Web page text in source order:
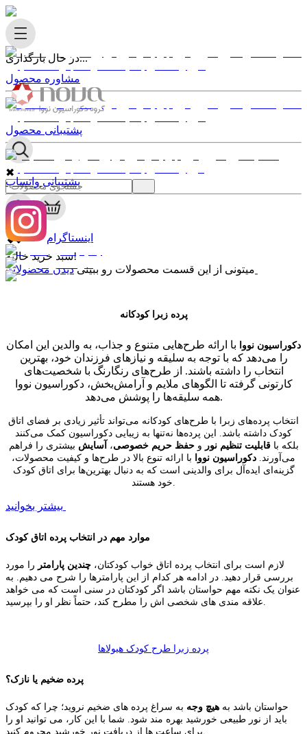
در حال بارگذاری...
✖
0
✖
سبد خرید خالیه!
میتونی از این قسمت محصولات رو ببینی
مشاوره محصول
پشتیبانی محصول
پشتیبانی واتساپ
اینستاگرام
پرده زبرا کودکانه
دکوراسیون نووا
با ارائه طرح‌هایی متنوع و جذاب، به والدین این امکان
را می‌دهد که با توجه به سلیقه و نیازهای فرزندان خود، بهترین
انتخاب را داشته باشند. از طرح‌های رنگارنگ با شخصیت‌های
کارتونی گرفته تا الگوهای ملایم و آرامش‌بخش، دکوراسیون نووا
همه سلیقه‌ها را پوشش می‌دهد.
انتخاب پرده‌های زبرا با طرح‌های کودکانه می‌تواند تأثیر زیادی بر فضای اتاق
کودک داشته باشد. این پرده‌ها نه‌تنها به زیبایی دکوراسیون کمک می‌کنند
بلکه باقابلیت تنظیم نور وحفظ حریم خصوصی، آسایش بیشتری را فراهم
می‌آورند. دکوراسیون نووا
با ارائه تنوع بالا در طرح‌ها و کیفیت محصولات،
گزینه‌ای ایده‌آل برای والدینی است که به دنبال بهترین‌ها برای اتاق کودک
موارد مهم در انتخاب پرده اتاق کودک
لازم است برای انتخاب پرده اتاق خواب کودکتان، چندین پارامتر را مورد
بررسی قرار دهید. در ادامه هر کدام از این پارامترها را شرح می دهیم. به
عنوان یک نکته مهم حواستان باشد اگر کودکتان در سنی است که می خواهد
پرده زبرا طرح کودک هیولاها
پرده ضخیم یا نازک؟
حواستان باشد به هیچ وجه به سراغ پرده های ضخیم نروید؛ چرا که کودک
باید از نور طبیعی خورشید بهره مند شود. شما با این کار، می توانید او را